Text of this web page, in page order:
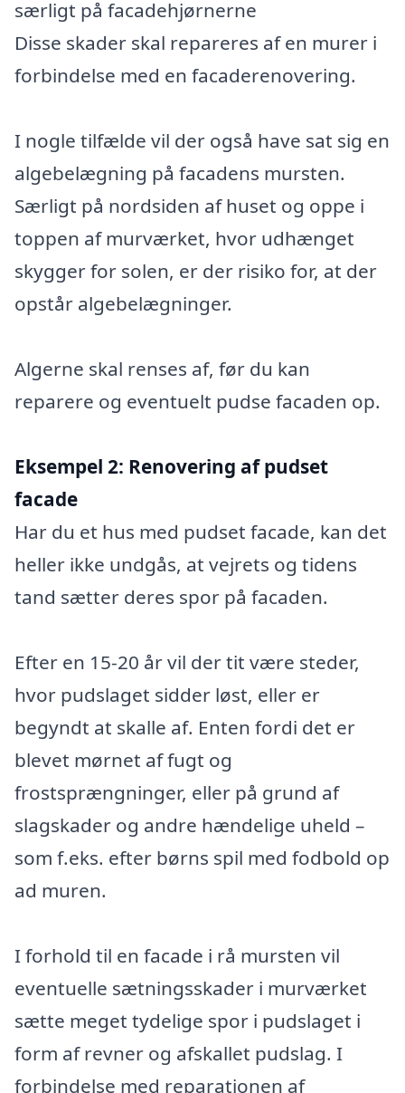
særligt på facadehjørnerne
Disse skader skal repareres af en murer i
forbindelse med en facaderenovering.
I nogle tilfælde vil der også have sat sig en
algebelægning på facadens mursten.
Særligt på nordsiden af huset og oppe i
toppen af murværket, hvor udhænget
skygger for solen, er der risiko for, at der
opstår algebelægninger.
Algerne skal renses af, før du kan
reparere og eventuelt pudse facaden op.
Eksempel 2: Renovering af pudset
facade
Har du et hus med pudset facade, kan det
heller ikke undgås, at vejrets og tidens
tand sætter deres spor på facaden.
Efter en 15-20 år vil der tit være steder,
hvor pudslaget sidder løst, eller er
begyndt at skalle af. Enten fordi det er
blevet mørnet af fugt og
frostsprængninger, eller på grund af
slagskader og andre hændelige uheld –
som f.eks. efter børns spil med fodbold op
ad muren.
I forhold til en facade i rå mursten vil
eventuelle sætningsskader i murværket
sætte meget tydelige spor i pudslaget i
form af revner og afskallet pudslag. I
forbindelse med reparationen af